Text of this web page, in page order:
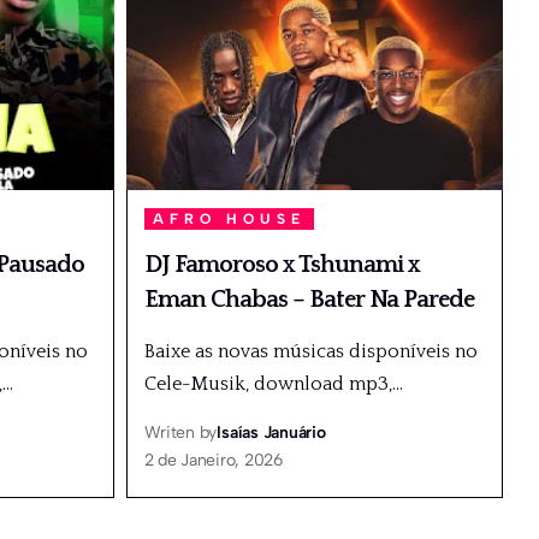
no
…
AFRO HOUSE
DJ Famoroso x Tshunami x
Eman Chabas – Bater Na Parede
Baixe as novas músicas disponíveis no
Cele-Musik, download mp3,…
Writen byIsaías Januário
2 de Janeiro, 2026